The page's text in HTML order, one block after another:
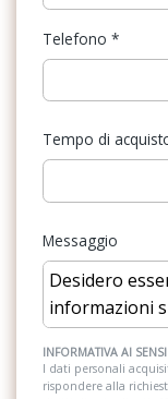
Kit emergenza
Kit riparazione
Pacchetto
Personalizzazioni
Selettore stile di guida
Serbatoio carburante
Servosterzo
Sistema audio
Gruppi ottici
Inserti verniciati in
Interfaccia bluetooth
mantenimento di
Listelli sottoporta
illuminati
Luci interne
Telefono *
Tempo di
Messaggio
INFORMATIVA AI
I dati personali
rispondere alla